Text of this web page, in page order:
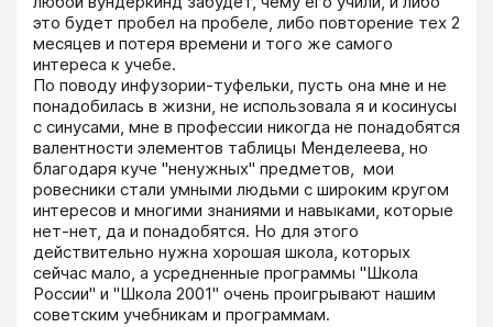
это будет пробел на пробеле, либо повторение тех 2
месяцев и потеря времени и того же самого
интереса к учебе.
По поводу инфузории-туфельки, пусть она мне и не
понадобилась в жизни, не использовала я и косинусы
с синусами, мне в профессии никогда не понадобятся
валентности элементов таблицы Менделеева, но
благодаря куче "ненужных" предметов,  мои
ровесники стали умными людьми с широким кругом
интересов и многими знаниями и навыками, которые
нет-нет, да и понадобятся. Но для этого
действительно нужна хорошая школа, которых
сейчас мало, а усредненные программы "Школа
России" и "Школа 2001" очень проигрывают нашим
советским учебникам и программам.